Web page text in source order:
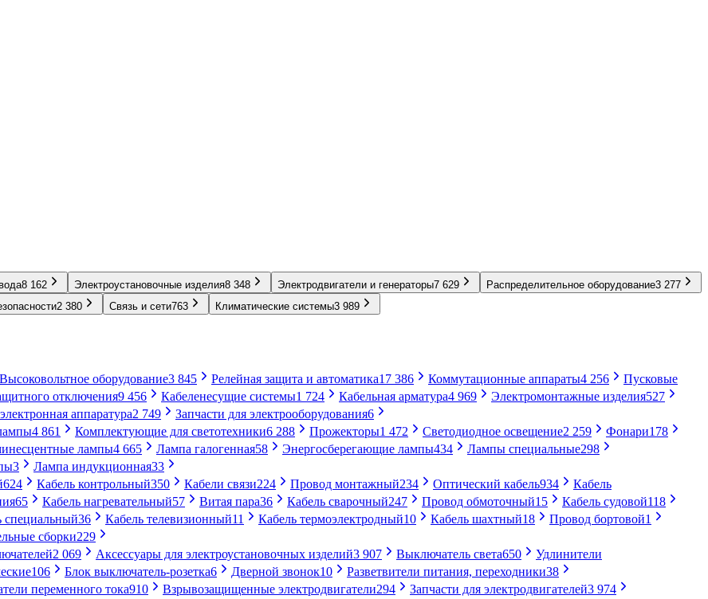
8 162 Электроустановочные изделия8 348 Электродвигатели и генераторы7 629 Распределительное оборудование3 277
2 380 Связь и сети763 Климатические системы3 989
Высоковольтное оборудование3 845 Релейная защита и автоматика17 386 Коммутационные аппараты4 256
Пусковые
отключения9 456 Кабеленесущие системы1 724 Кабельная арматура4 969 Электромонтажные изделия527
аппаратура2 749 Запчасти для электрооборудования6
4 861 Комплектующие для светотехники6 288 Прожекторы1 472 Светодиодное освещение2 259 Фонари178
лампы4 665 Лампа галогенная58 Энергосберегающие лампы434 Лампы специальные298
3 Лампа индукционная33
624 Кабель контрольный350 Кабели связи224 Провод монтажный234 Оптический кабель934
Кабель
65 Кабель нагревательный57 Витая пара36 Кабель сварочный247 Провод обмоточный15 Кабель судовой118
специальный36 Кабель телевизионный11 Кабель термоэлектродный10 Кабель шахтный18 Провод бортовой1
сборки229
2 069 Аксессуары для электроустановочных изделий3 907 Выключатель света650
Удлинители
106 Блок выключатель-розетка6 Дверной звонок10 Разветвители питания, переходники38
переменного тока910 Взрывозащищенные электродвигатели294 Запчасти для электродвигателей3 974